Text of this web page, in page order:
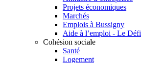
Projets économiques
Marchés
Emplois à Bussigny
Aide à l’emploi - Le Défi
Cohésion sociale
Santé
Logement